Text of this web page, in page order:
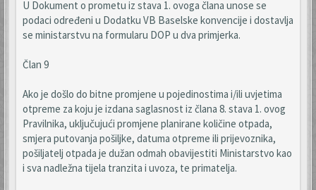
U Dokument o prometu iz stava 1. ovoga člana unose se
podaci određeni u Dodatku VB Baselske konvencije i dostavlja
se ministarstvu na formularu DOP u dva primjerka.
Član 9
Ako je došlo do bitne promjene u pojedinostima i/ili uvjetima
otpreme za koju je izdana saglasnost iz člana 8. stava 1. ovog
Pravilnika, uključujući promjene planirane količine otpada,
smjera putovanja pošiljke, datuma otpreme ili prijevoznika,
pošiljatelj otpada je dužan odmah obavijestiti Ministarstvo kao
i sva nadležna tijela tranzita i uvoza, te primatelja.